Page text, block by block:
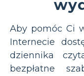
Aby pomóc Ci
Internecie
dziennika
bezpłatne